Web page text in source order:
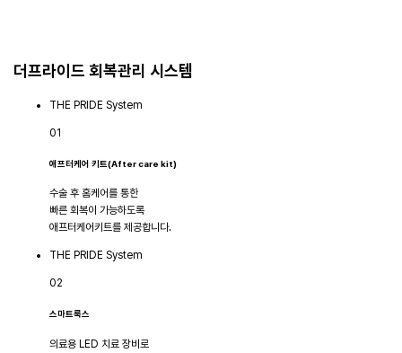
더프라이드 회복관리 시스템
THE PRIDE System
01
애프터케어 키트(After care kit)
수술 후 홈케어를 통한
빠른 회복이 가능하도록
애프터케어키트를 제공합니다.
THE PRIDE System
02
스마트룩스
의료용 LED 치료 장비로